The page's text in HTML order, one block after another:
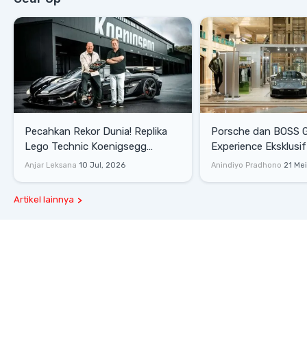
Pecahkan Rekor Dunia! Replika
Lego Technic Koenigsegg
Sadair's Spear Ukuran Asli Sukses
Anjar Leksana 10 Jul, 2026
Porsche dan BOSS
Experience
Senayan, Hadirkan
Anindiyo Pradhono 21
Artikel lainnya